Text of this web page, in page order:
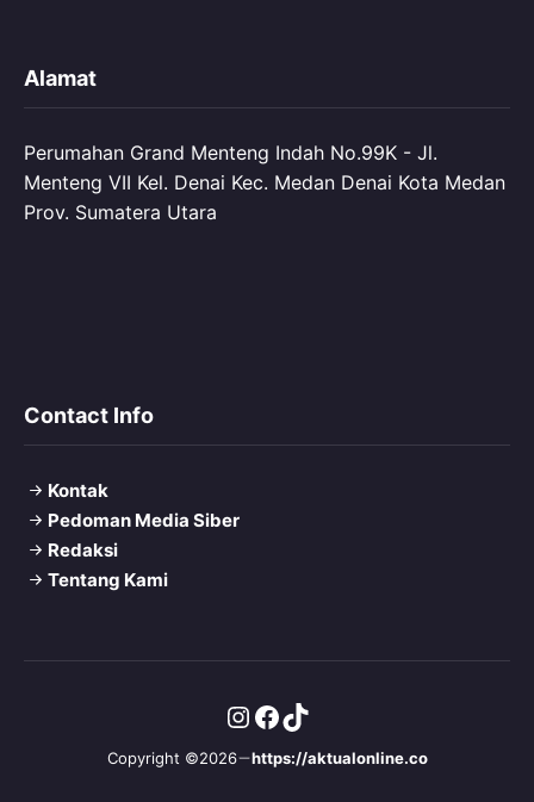
Alamat
Perumahan Grand Menteng Indah No.99K - Jl.
Menteng VII Kel. Denai Kec. Medan Denai Kota Medan
Prov. Sumatera Utara
Contact Info
Kontak
Pedoman Media Siber
Redaksi
Tentang Kami
Copyright ©2026 https://aktualonline.co
Instagram
Facebook
TikTok